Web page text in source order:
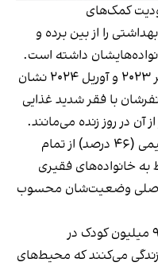
کمک‌های
را از بین برده و
داشته‌ است.
داده‌های جمع‌آوری شده بین دسامبر ۲۰۲۳ و آوریل ۲۰۲۴ نشان
از هر ۱۰ کودک در نوار غزه، ۹ نفرشان با فقر شدید غذایی
آن در روز زنده می‌مانند.
این گزارش نشان می‌دهد که تقریبا نیمی (۴۶ درصد) از تمام
به خانواده‌های فقیری
اصلی وضعیت‌شان محسوب
با این‌حال ۵۴ درصد دیگر، معادل ۹۷ میلیون کودک در
زندگی می‌کنند که محیط‌های